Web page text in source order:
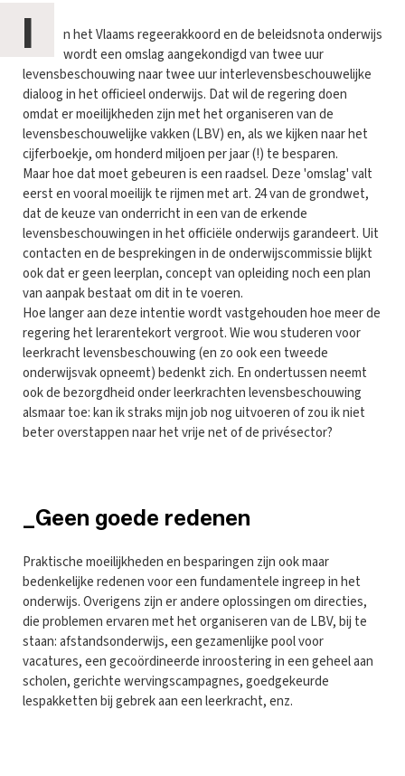
I
n het Vlaams regeerakkoord en de beleidsnota onderwijs
wordt een omslag aangekondigd van twee uur
levensbeschouwing naar twee uur interlevensbeschouwelijke
dialoog in het officieel onderwijs. Dat wil de regering doen
omdat er moeilijkheden zijn met het organiseren van de
levensbeschouwelijke vakken (LBV) en, als we kijken naar het
cijferboekje, om honderd miljoen per jaar (!) te besparen.
Maar hoe dat moet gebeuren is een raadsel. Deze 'omslag' valt
eerst en vooral moeilijk te rijmen met art. 24 van de grondwet,
dat de keuze van onderricht in een van de erkende
levensbeschouwingen in het officiële onderwijs garandeert. Uit
contacten en de besprekingen in de onderwijscommissie blijkt
ook dat er geen leerplan, concept van opleiding noch een plan
van aanpak bestaat om dit in te voeren.
Hoe langer aan deze intentie wordt vastgehouden hoe meer de
regering het lerarentekort vergroot. Wie wou studeren voor
leerkracht levensbeschouwing (en zo ook een tweede
onderwijsvak opneemt) bedenkt zich. En ondertussen neemt
ook de bezorgdheid onder leerkrachten levensbeschouwing
alsmaar toe: kan ik straks mijn job nog uitvoeren of zou ik niet
beter overstappen naar het vrije net of de privésector?
_Geen goede redenen
Praktische moeilijkheden en besparingen zijn ook maar
bedenkelijke redenen voor een fundamentele ingreep in het
onderwijs. Overigens zijn er andere oplossingen om directies,
die problemen ervaren met het organiseren van de LBV, bij te
staan: afstandsonderwijs, een gezamenlijke pool voor
vacatures, een gecoördineerde inroostering in een geheel aan
scholen, gerichte wervingscampagnes, goedgekeurde
lespakketten bij gebrek aan een leerkracht, enz.